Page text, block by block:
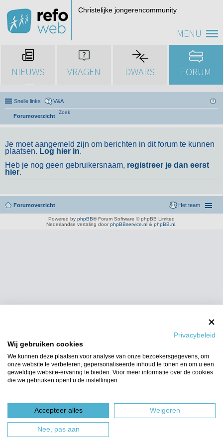
Privacybeleid
Wij gebruiken cookies
We kunnen deze plaatsen voor analyse van onze bezoekersgegevens, om
onze website te verbeteren, gepersonaliseerde inhoud te tonen en om u een
geweldige website-ervaring te bieden. Voor meer informatie over de cookies
die we gebruiken opent u de instellingen.
Accepteer alles Weigeren
Nee, pas aan
MENU
Christelijke jongerencommunity
NIEUWS VRAGEN DWARS FORUM
Snelle links V&A
Forumoverzicht
Zoek
Je moet aangemeld zijn om berichten in dit forum te kunnen
plaatsen. Log hier in.
Heb je nog geen gebruikersnaam, registreer je dan eerst
hier.
Forumoverzicht Het team
Powered by phpBB® Forum Software © phpBB Limited
Nederlandse vertaling door phpBBservice.nl & phpBB.nl